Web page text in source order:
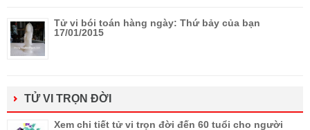
Tử vi bói toán hàng ngày: Thứ bảy của bạn
17/01/2015
TỬ VI TRỌN ĐỜI
Xem chi tiết tử vi trọn đời đến 60 tuổi cho người